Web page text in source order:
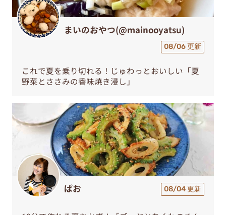
まいのおやつ(@mainooyatsu)
08/06 更新
これで夏を乗り切れる！じゅわっとおいしい「夏
野菜とささみの香味焼き浸し」
ぱお 08/04 更新